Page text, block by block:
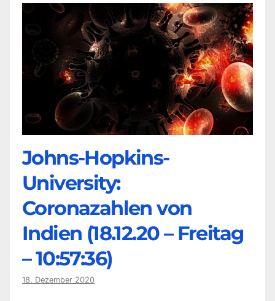
Johns-Hopkins-
University:
Coronazahlen von
Indien (18.12.20 – Freitag
– 10:57:36)
18. Dezember 2020